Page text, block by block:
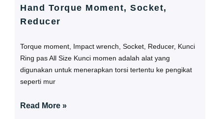
Hand Torque Moment, Socket,
Reducer
Torque moment, Impact wrench, Socket, Reducer, Kunci
Ring pas All Size Kunci momen adalah alat yang
digunakan untuk menerapkan torsi tertentu ke pengikat
seperti mur
Read More »